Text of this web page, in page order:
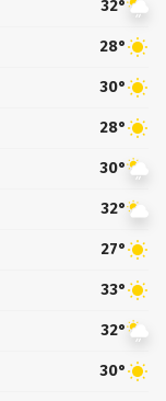
32°
28°
30°
28°
30°
32°
27°
33°
32°
30°